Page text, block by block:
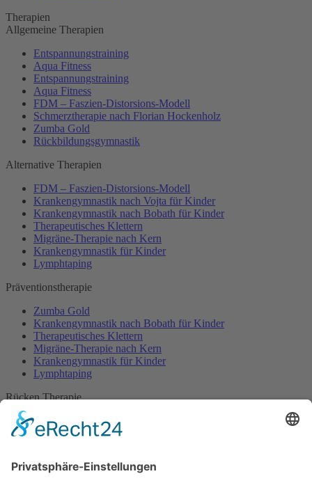
Therapien
Allgemeine Therapien
Entspannungstraining
Aqua Fitness
Entspannungstraining
Aqua Fitness
FDM – Faszien-Distorsions-Modell
Schmerztherapie nach Florian Hockenholz
Zumba Gold
Rückbildungsgymnastik
Alternative Therapien
FDM – Faszien-Distorsions-Modell
Krankengymnastik nach Vojta für Kinder
Krankengymnastik nach Bobath für Kinder
Therapeutisches Klettern
Migräne-Therapie nach Kern
Krankengymnastik für Kinder
Lymphtaping
Präventionstherapie
Zumba Gold
Krankengymnastik nach Bobath für Kinder
Therapeutisches Klettern
Migräne-Therapie nach Kern
Krankengymnastik für Kinder
Lymphtaping
Rücken Therapie
Therapeutisches Klettern
Entspannungstraining
Zumba Gold